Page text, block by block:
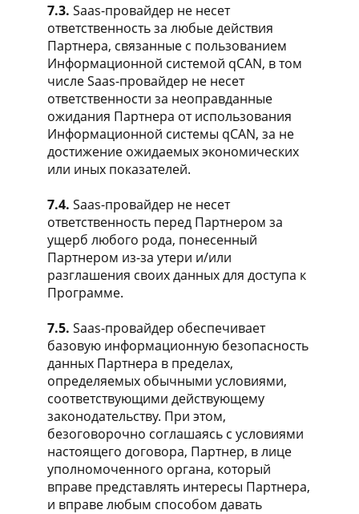
7.3. Saas-провайдер не несет
ответственность за любые действия
Партнера, связанные с пользованием
Информационной системой qCAN, в том
числе Saas-провайдер не несет
ответственности за неоправданные
ожидания Партнера от использования
Информационной системы qCAN, за не
достижение ожидаемых экономических
или иных показателей.
7.4. Saas-провайдер не несет
ответственность перед Партнером за
ущерб любого рода, понесенный
Партнером из-за утери и/или
разглашения своих данных для доступа к
Программе.
7.5. Saas-провайдер обеспечивает
базовую информационную безопасность
данных Партнера в пределах,
определяемых обычными условиями,
соответствующими действующему
законодательству. При этом,
безоговорочно соглашаясь с условиями
настоящего договора, Партнер, в лице
уполномоченного органа, который
вправе представлять интересы Партнера,
и вправе любым способом давать